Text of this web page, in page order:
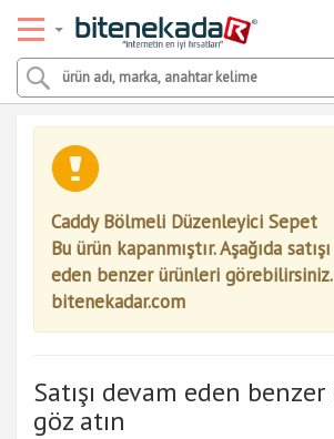
Caddy Bölmeli Düzenleyici Sepet
Bu ürün kapanmıştır. Aşağıda
eden benzer ürünleri görebilirsiniz.
bitenekadar.com
Satışı devam eden
göz atın